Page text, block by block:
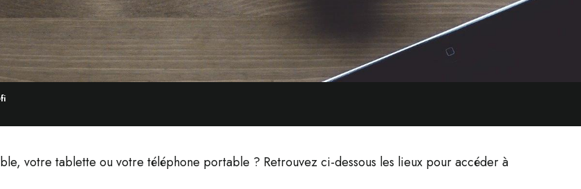
votre tablette ou votre téléphone portable ? Retrouvez ci-dessous les lieux pour accéder à